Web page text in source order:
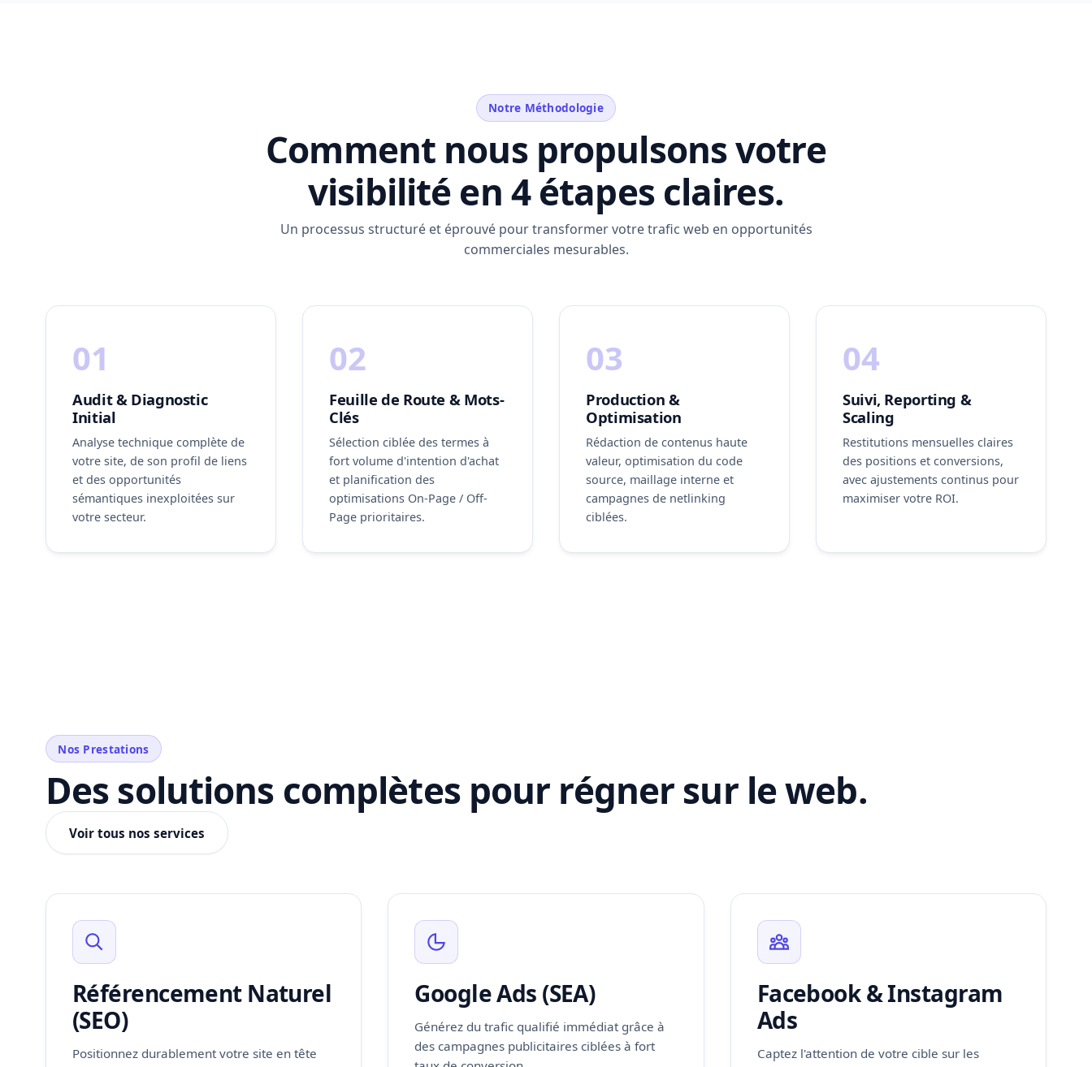
Notre Méthodologie
Comment nous propulsons votre
visibilité en 4 étapes claires.
Un processus structuré et éprouvé pour transformer votre trafic web en opportunités
commerciales mesurables.
01
Audit & Diagnostic
Initial
Analyse technique complète de
votre site, de son profil de liens
et des opportunités
sémantiques inexploitées sur
votre secteur.
02
Feuille de Route & Mots-
Clés
Sélection ciblée des termes à
fort volume d'intention d'achat
et planification des
optimisations On-Page / Off-
Page prioritaires.
03
Production &
Optimisation
Rédaction de contenus haute
valeur, optimisation du code
source, maillage interne et
campagnes de netlinking
ciblées.
04
Suivi, Reporting &
Scaling
Restitutions mensuelles claires
des positions et conversions,
avec ajustements continus pour
maximiser votre ROI.
Nos Prestations
Des solutions complètes pour régner sur le web.
Voir tous nos services
Référencement Naturel
(SEO)
Positionnez durablement votre site en tête
Google Ads (SEA)
Générez du trafic qualifié immédiat grâce à
des campagnes publicitaires ciblées à fort
Facebook & Instagram
Ads
Captez l'attention de votre cible sur les